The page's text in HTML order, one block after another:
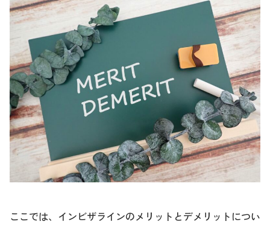
ここでは、インビザラインのメリットとデメリットについ